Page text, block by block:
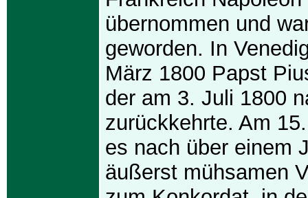
übernommen und
geworden. In
März 1800 Papst
der am 3. Juli 1800
zurückkehrte. Am
es nach über einem
äußerst mühsamen